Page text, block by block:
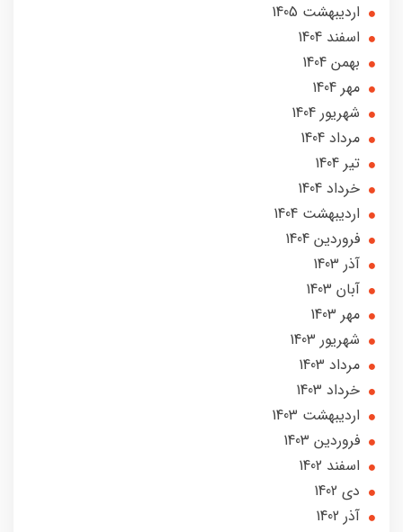
ارديبهشت 1405
اسفند 1404
بهمن 1404
مهر 1404
شهریور 1404
مرداد 1404
تير 1404
خرداد 1404
ارديبهشت 1404
فروردین 1404
آذر 1403
آبان 1403
مهر 1403
شهریور 1403
مرداد 1403
خرداد 1403
ارديبهشت 1403
فروردین 1403
اسفند 1402
دی 1402
آذر 1402